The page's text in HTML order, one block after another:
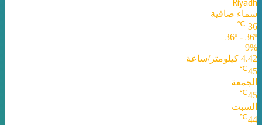
سماء صافية
36
℃
36º - 36º
9%
4.42 كيلومتر/ساعة
45
℃
الجمعة
45
℃
السبت
44
℃